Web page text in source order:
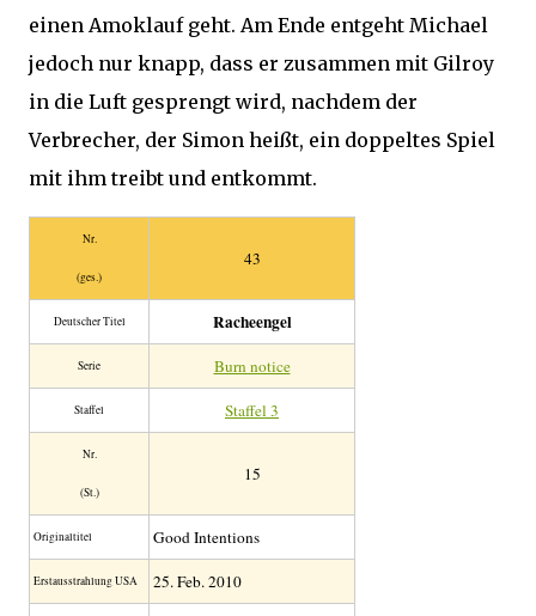
einen Amoklauf geht. Am Ende entgeht Michael
jedoch nur knapp, dass er zusammen mit Gilroy
in die Luft gesprengt wird, nachdem der
Verbrecher, der Simon heißt, ein doppeltes Spiel
mit ihm treibt und entkommt.
Nr.
(ges.)
43
Deutscher Titel Racheengel
Serie Burn notice
Staffel Staffel 3
Nr.
(St.)
15
Original­titel Good Intentions
Erstaus­strahlung USA 25. Feb. 2010